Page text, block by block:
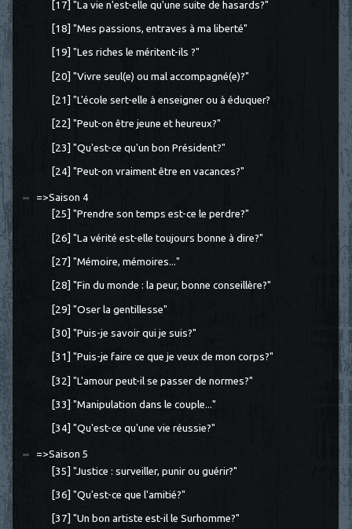
[17] "La vie n'est-elle qu'une suite de hasards?"
[18] "Mes passions, entraves à ma liberté"
[19] "Les riches le méritent-ils ?"
[20] "Vivre seul(e) ou mal accompagné(e)?"
[21] "L'école sert-elle à enseigner ou à éduquer?
[22] "Peut-on être jeune et heureux?"
[23] "Qu'est-ce qu'un bon Président?"
[24] "Peut-on vraiment être en vacances?"
=>Saison 4
[25] "Prendre son temps est-ce le perdre?"
[26] "La vérité est-elle toujours bonne à dire?"
[27] "Mémoire, mémoires..."
[28] "Fin du monde : la peur, bonne conseillère?"
[29] "Oser la gentillesse"
[30] "Puis-je savoir qui je suis?"
[31] "Puis-je faire ce que je veux de mon corps?"
[32] "L'amour peut-il se passer de normes?"
[33] "Manipulation dans le couple..."
[34] "Qu'est-ce qu'une vie réussie?"
=>Saison 5
[35] "Justice : surveiller, punir ou guérir?"
[36] "Qu'est-ce que l'amitié?"
[37] "Un bon artiste est-il le Surhomme?"